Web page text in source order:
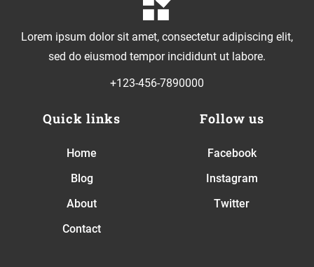
Lorem ipsum dolor sit amet, consectetur adipiscing elit,
sed do eiusmod tempor incididunt ut labore.
+123-456-7890000
Quick links
Home
Blog
About
Contact
Follow us
Facebook
Instagram
Twitter